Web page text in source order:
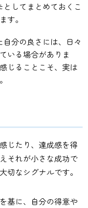
してまとめておくこ
す。
分の良さには、日々
いる場合がありま
じることこそ、実は
じたり、達成感を得
それが小さな成功で
切なシグナルです。
基に、自分の得意や